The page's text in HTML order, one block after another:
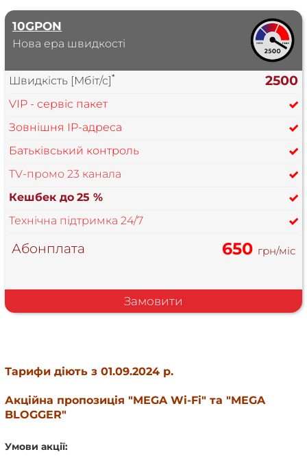
10GPON
Нова ера швидкості
Швидкість [Мбіт/с]* 2500
VIP - сервіс пакет
Зовнішня IP-адреса
Батьківський контроль
TV-промо 23 канала
Кешбек до 25 %
Технічна підтримка 24/7
Абонплата 650 грн/міс
Замовити
Тарифи діють з 01.09.2024 р.
Акційна пропозиція "MEGA Wi-Fi" та "MEGA
BLOGGER"
Умови акції: